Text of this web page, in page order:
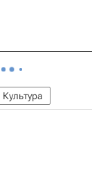
Культура